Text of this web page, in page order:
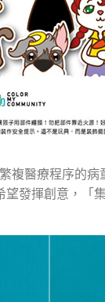
醫療程序的病
發揮創意，「